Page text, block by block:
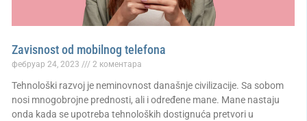
Zavisnost od mobilnog telefona
фебруар 24, 2023 2 коментара
Tehnološki razvoj je neminovnost današnje civilizacije. Sa sobom
nosi mnogobrojne prednosti, ali i određene mane. Mane nastaju
onda kada se upotreba tehnoloških dostignuća pretvori u